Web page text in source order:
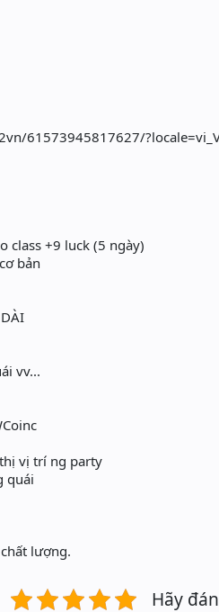
61573945817627/
class +9 luck (5 ngày)
bản
vv...
vị trí ng party
quái
lượng.
Hãy